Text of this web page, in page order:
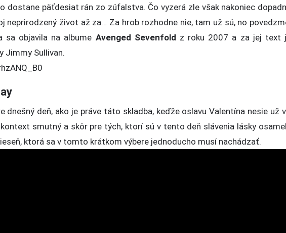
dostane päťdesiat rán zo zúfalstva. Čo vyzerá zle však nakoniec
neprirodzený život až za… Za hrob rozhodne nie, tam už sú, no
sa objavila na albume Avenged Sevenfold z roku 2007 a za jej text
Jimmy Sullivan.
dnešný deň, ako je práve táto skladba, keďže oslavu Valentína nesie už
smutný a skôr pre tých, ktorí sú v tento deň slávenia lásky
ktorá sa v tomto krátkom výbere jednoducho musí nachádzať.